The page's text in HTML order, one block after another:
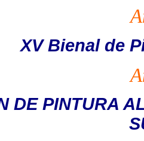
XV Bienal de
DE PINTURA